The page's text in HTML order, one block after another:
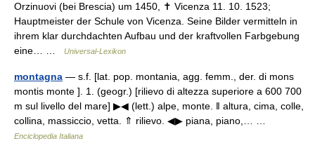
Orzinuovi (bei Brescia) um 1450, ✝ Vicenza 11. 10. 1523;
Hauptmeister der Schule von Vicenza. Seine Bilder vermitteln in
ihrem klar durchdachten Aufbau und der kraftvollen Farbgebung
eine… …
Universal-Lexikon
montagna — s.f. [lat. pop. montania, agg. femm., der. di mons
montis monte ]. 1. (geogr.) [rilievo di altezza superiore a 600 700
m sul livello del mare] ▶◀ (lett.) alpe, monte. ‖ altura, cima, colle,
collina, massiccio, vetta. ⇑ rilievo. ◀▶ piana, piano,… …
Enciclopedia Italiana